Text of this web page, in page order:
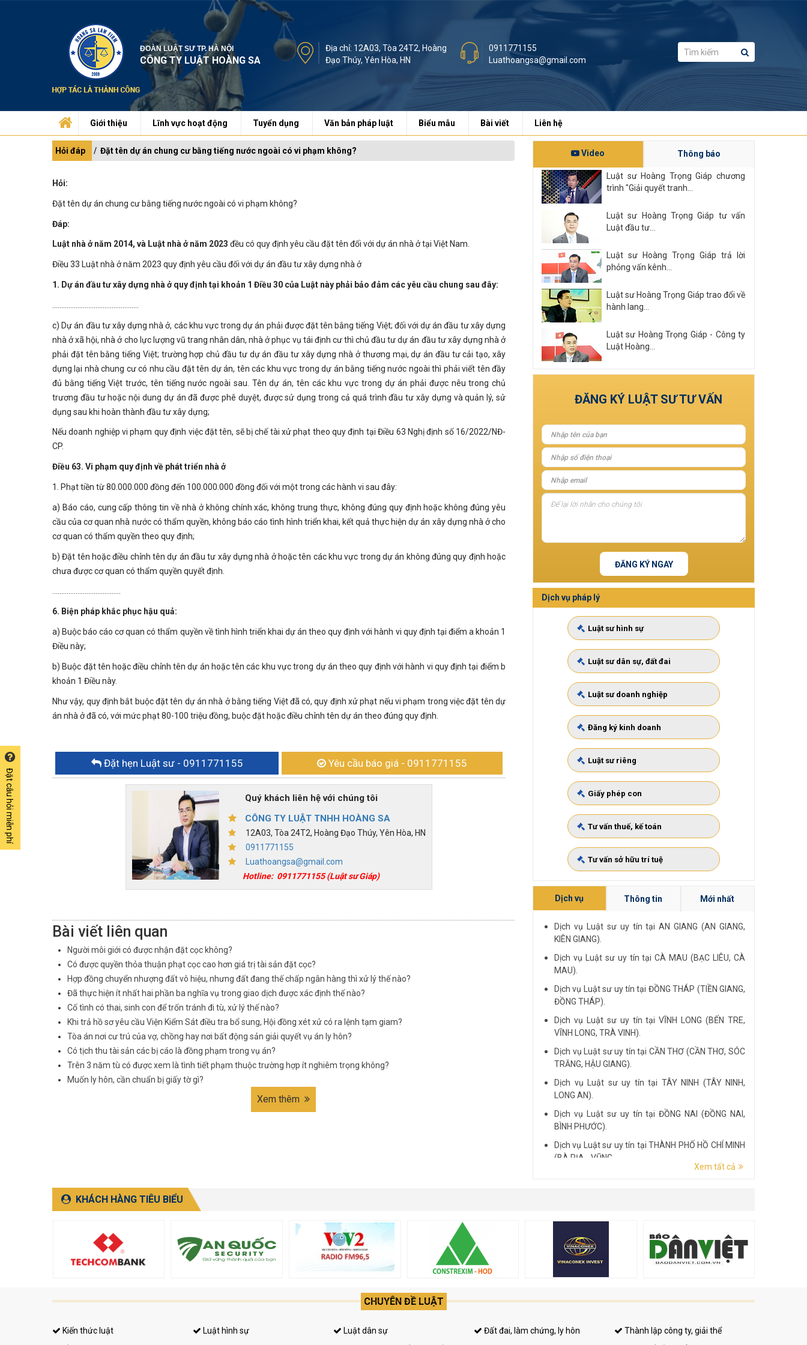
ĐOÀN LUẬT SƯ TP. HÀ NỘI
CÔNG TY LUẬT HOÀNG SA
Địa chỉ: 12A03, Tòa 24T2, Hoàng
Đạo Thúy, Yên Hòa, HN
0911771155
Luathoangsa@gmail.com
Giới thiệu Lĩnh vực hoạt động Tuyển dụng Văn bản pháp luật Biểu mẫu Bài viết Liên hệ
Hỏi đáp Đặt tên dự án chung cư bằng tiếng nước ngoài có vi phạm không?
Hỏi:
Đặt tên dự án chung cư bằng tiếng nước ngoài có vi phạm không?
Đáp:
Luật nhà ở năm 2014, và Luật nhà ở năm 2023 đều có quy định yêu cầu đặt tên đối với dự án nhà ở tại Việt Nam.
Điều 33 Luật nhà ở năm 2023 quy định yêu cầu đối với dự án đầu tư xây dựng nhà ở
1. Dự án đầu tư xây dựng nhà ở quy định tại khoản 1 Điều 30 của Luật này phải bảo đảm các yêu cầu chung sau đây:
c) Dự án đầu tư xây dựng nhà ở, các khu vực trong dự án phải được đặt tên bằng tiếng Việt; đối với dự án đầu tư xây dựng
nhà ở xã hội, nhà ở cho lực lượng vũ trang nhân dân, nhà ở phục vụ tái định cư thì chủ đầu tư dự án đầu tư xây dựng nhà ở
phải đặt tên bằng tiếng Việt; trường hợp chủ đầu tư dự án đầu tư xây dựng nhà ở thương mại, dự án đầu tư cải tạo, xây
dựng lại nhà chung cư có nhu cầu đặt tên dự án, tên các khu vực trong dự án bằng tiếng nước ngoài thì phải viết tên đầy
đủ bằng tiếng Việt trước, tên tiếng nước ngoài sau. Tên dự án, tên các khu vực trong dự án phải được nêu trong chủ
trương đầu tư hoặc nội dung dự án đã được phê duyệt, được sử dụng trong cả quá trình đầu tư xây dựng và quản lý, sử
dụng sau khi hoàn thành đầu tư xây dựng;
Nếu doanh nghiệp vi phạm quy định việc đặt tên, sẽ bị chế tài xử phạt theo quy định tại Điều 63 Nghị định số 16/2022/NĐ-
CP.
Điều 63. Vi phạm quy định về phát triển nhà ở
1. Phạt tiền từ 80.000.000 đồng đến 100.000.000 đồng đối với một trong các hành vi sau đây:
a) Báo cáo, cung cấp thông tin về nhà ở không chính xác, không trung thực, không đúng quy định hoặc không đúng yêu
cầu của cơ quan nhà nước có thẩm quyền, không báo cáo tình hình triển khai, kết quả thực hiện dự án xây dựng nhà ở cho
cơ quan có thẩm quyền theo quy định;
b) Đặt tên hoặc điều chỉnh tên dự án đầu tư xây dựng nhà ở hoặc tên các khu vực trong dự án không đúng quy định hoặc
chưa được cơ quan có thẩm quyền quyết định.
......................................
6. Biện pháp khắc phục hậu quả:
a) Buộc báo cáo cơ quan có thẩm quyền về tình hình triển khai dự án theo quy định với hành vi quy định tại điểm a khoản 1
Điều này;
b) Buộc đặt tên hoặc điều chỉnh tên dự án hoặc tên các khu vực trong dự án theo quy định với hành vi quy định tại điểm b
khoản 1 Điều này.
Như vậy, quy định bắt buộc đặt tên dự án nhà ở bằng tiếng Việt đã có, quy định xử phạt nếu vi phạm trong việc đặt tên dự
án nhà ở đã có, với mức phạt 80-100 triệu đồng, buộc đặt hoặc điều chỉnh tên dự án theo đúng quy định.
Đặt hẹn Luật sư- 0911771155 Yêu cầu báo giá - 0911771155
Quý khách liên hệ với chúng tôi
CÔNG TY LUẬT TNHH HOÀNG SA
12A03, Tòa 24T2, Hoàng Đạo Thúy, Yên Hòa, HN
0911771155
Luathoangsa@gmail.com
Hotline: 0911771155(Luật sư Giáp)
Bài viết liên quan
Người môi giới có được nhận đặt cọc không?
Có được quyền thỏa thuận phạt cọc cao hơn giá trị tài sản đặt cọc?
Hợp đồng chuyển nhượng đất vô hiệu, nhưng đất đang thế chấp ngân hàng thì xử lý thế nào?
Đã thực hiện ít nhất hai phần ba nghĩa vụ trong giao dịch được xác định thế nào?
Cố tình có thai, sinh con để trốn tránh đi tù, xử lý thế nào?
Khi trả hồ sơ yêu cầu Viện Kiểm Sát điều tra bổ sung, Hội đồng xét xử có ra lệnh tạm giam?
Tòa án nơi cư trú của vợ, chồng hay nơi bất động sản giải quyết vụ án ly hôn?
Có tịch thu tài sản các bị cáo là đồng phạm trong vụ án?
Trên 3 năm tù có được xem là tình tiết phạm thuộc trường hợp ít nghiêm trọng không?
Muốn ly hôn, cần chuẩn bị giấy tờ gì?
Xem thêm
Video Thông báo
Luật sư Hoàng Trọng Giáp chương
trình "Giải quyết tranh...
Luật sư Hoàng Trọng Giáp tư vấn
Luật đầu tư...
Luật sư Hoàng Trọng Giáp trả lời
phỏng vấn kênh...
Luật sư Hoàng Trọng Giáp trao đổi về
hành lang...
Luật sư Hoàng Trọng Giáp - Công ty
Luật Hoàng...
Xem tất cả
ĐĂNG KÝ LUẬT SƯ TƯ VẤN
ĐĂNG KÝ NGAY
Dịch vụ pháp lý
Luật sư hình sự
Luật sư dân sự, đất đai
Luật sư doanh nghiệp
Đăng ký kinh doanh
Luật sư riêng
Giấy phép con
Tư vấn thuế, kế toán
Tư vấn sở hữu trí tuệ
Dịch vụ Thông tin Mới nhất
Dịch vụ Luật sư uy tín tại AN GIANG (AN GIANG,
KIÊN GIANG).
Dịch vụ Luật sư uy tín tại CÀ MAU (BẠC LIÊU, CÀ
MAU).
Dịch vụ Luật sư uy tín tại ĐỒNG THÁP (TIỀN GIANG,
ĐỒNG THÁP).
Dịch vụ Luật sư uy tín tại VĨNH LONG (BẾN TRE,
VĨNH LONG, TRÀ VINH).
Dịch vụ Luật sư uy tín tại CẦN THƠ (CẦN THƠ, SÓC
TRĂNG, HẬU GIANG).
Dịch vụ Luật sư uy tín tại TÂY NINH (TÂY NINH,
LONG AN).
Dịch vụ Luật sư uy tín tại ĐỒNG NAI (ĐỒNG NAI,
BÌNH PHƯỚC).
Dịch vụ Luật sư uy tín tại THÀNH PHỐ HỒ CHÍ MINH
(BÀ RỊA - VŨNG...
ĐẮK NÔNG, BÌNH THUẬN).
Xem tất cả
KHÁCH HÀNG TIÊU BIỂU
CHUYÊN ĐỀ LUẬT
Kiến thức luật Luật hình sự Luật dân sự Đất đai, làm chứng, ly hôn
Thành lập công ty, giải thể
Đặt câu hỏi miễn phí